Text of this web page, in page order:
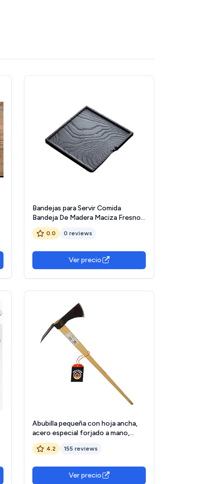
Bandejas para Servir Comida
Bandeja De Madera Maciza Fresno
Quemada con Carbón Hecha A
Mano, Mesa Té For Sala Estar,
0.0 0 reviews
Ver precio
Abubilla pequeña con hoja ancha,
acero especial forjado a mano,
mango de madera de fresno de 135
cm, azada de jardín como
de raíces - azada con mango |
4.2 155 reviews
Ver precio